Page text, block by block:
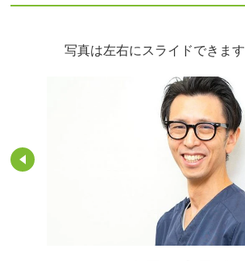
写真は左右にスライドできます